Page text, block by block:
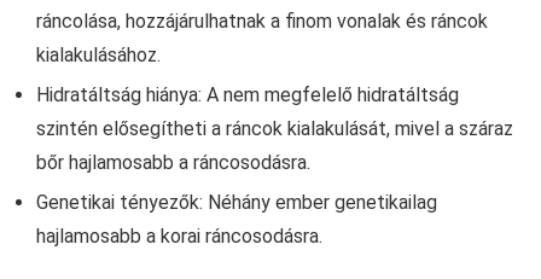
ráncolása, hozzájárulhatnak a finom vonalak és ráncok
kialakulásához.
Hidratáltság hiánya: A nem megfelelő hidratáltság
szintén elősegítheti a ráncok kialakulását, mivel a száraz
bőr hajlamosabb a ráncosodásra.
Genetikai tényezők: Néhány ember genetikailag
hajlamosabb a korai ráncosodásra.